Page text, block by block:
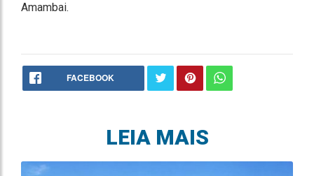
Amambai.
FACEBOOK
LEIA MAIS